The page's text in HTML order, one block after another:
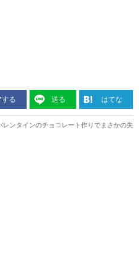
する 送る はてな
レンタインのチョコレート作りでまさかの失